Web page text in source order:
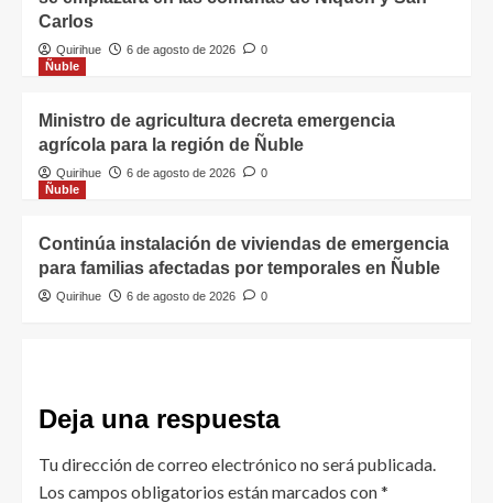
Carlos
Quirihue 6 de agosto de 2026
0
Ñuble
Ministro de agricultura decreta emergencia
agrícola para la región de Ñuble
Quirihue 6 de agosto de 2026
0
Ñuble
Continúa instalación de viviendas de emergencia
para familias afectadas por temporales en Ñuble
Quirihue 6 de agosto de 2026 0
Deja una respuesta
Tu dirección de correo electrónico no será publicada.
Los campos obligatorios están marcados con*